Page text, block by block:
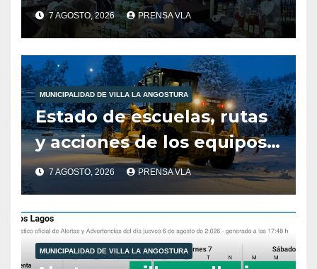
producción local a Tienda
de Sabores.
7 AGOSTO, 2026 PRENSA VLA
MUNICIPALIDAD DE VILLA LA ANGOSTURA
Estado de escuelas, rutas
y acciones de los equipos
municipales – Villa La
Angostura – 7 de agosto –
10:00 hs
7 AGOSTO, 2026 PRENSA VLA
MUNICIPALIDAD DE VILLA LA ANGOSTURA